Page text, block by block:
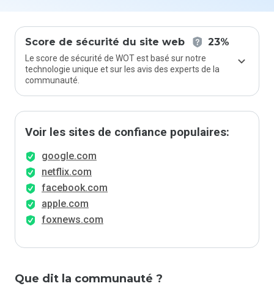
Score de sécurité du site web 23%
Le score de sécurité de WOT est basé sur notre
technologie unique et sur les avis des experts de la
communauté.
Voir les sites de confiance populaires:
google.com
netflix.com
facebook.com
apple.com
foxnews.com
Que dit la communauté ?